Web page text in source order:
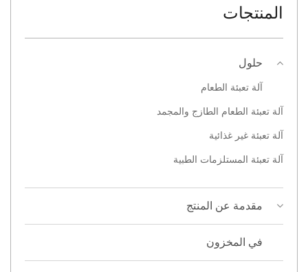
المنتجات
حلول
آلة تعبئة الطعام
آلة تعبئة الطعام الطازج والمجمد
آلة تعبئة غير غذائية
آلة تعبئة المستلزمات الطبية
مقدمة عن المنتج
في المخزون